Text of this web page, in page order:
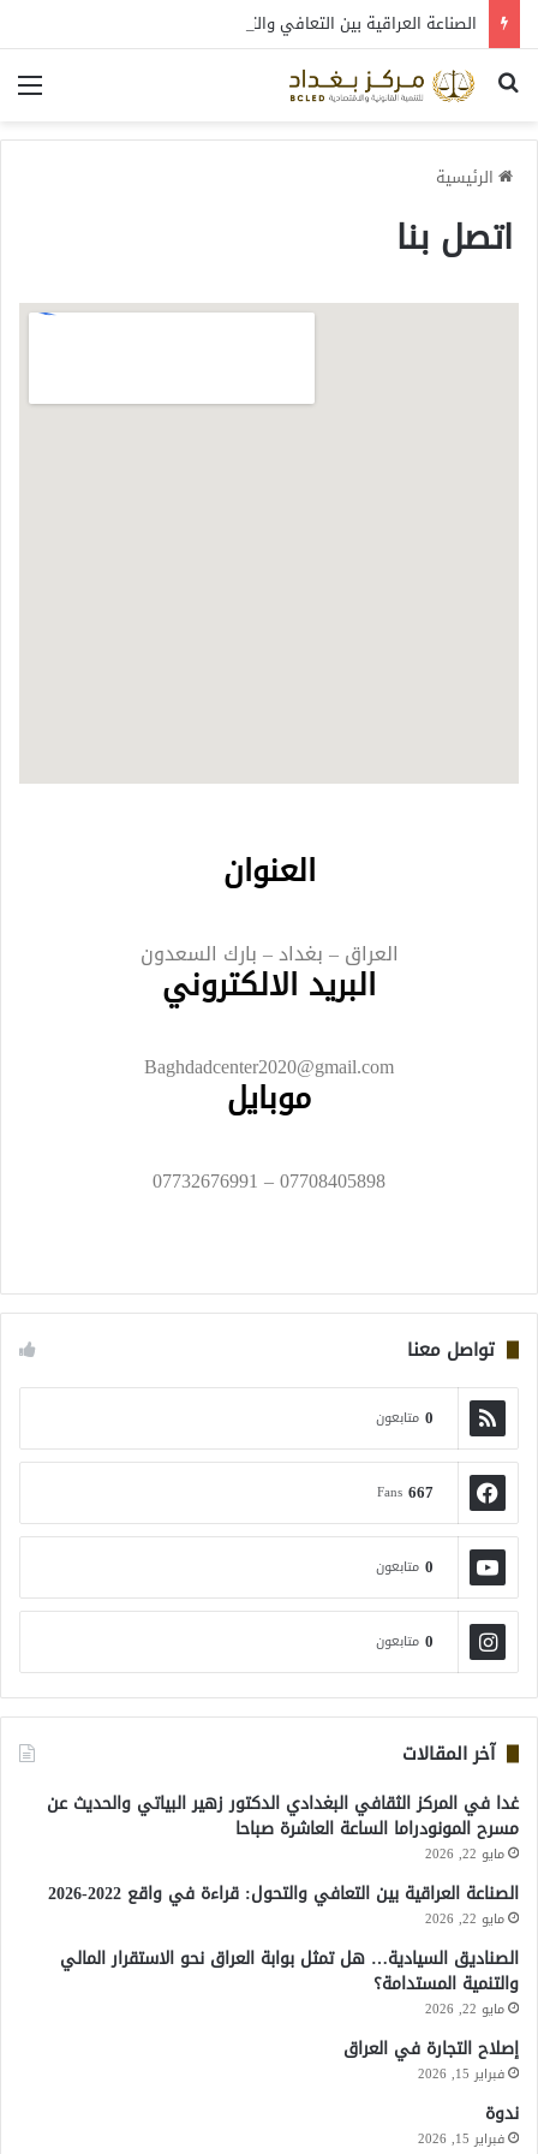
الرئيسية
اتصل بنا
العنوان
العراق – بغداد – بارك السعدون
البريد الالكتروني
Baghdadcenter2020@gmail.com
موبايل
07708405898 – 07732676991
تواصل معنا
0 متابعون
667
Fans
0 متابعون
0 متابعون
آخر المقالات
غدا في المركز الثقافي البغدادي الدكتور زهير البياتي والحديث عن
مسرح المونودراما الساعة العاشرة صباحا
مايو 22, 2026
الصناعة العراقية بين التعافي والتحول: قراءة في واقع 2022-2026
مايو 22, 2026
الصناديق السيادية… هل تمثل بوابة العراق نحو الاستقرار المالي
والتنمية المستدامة؟
مايو 22, 2026
إصلاح التجارة في العراق
فبراير 15, 2026
ندوة
فبراير 15, 2026